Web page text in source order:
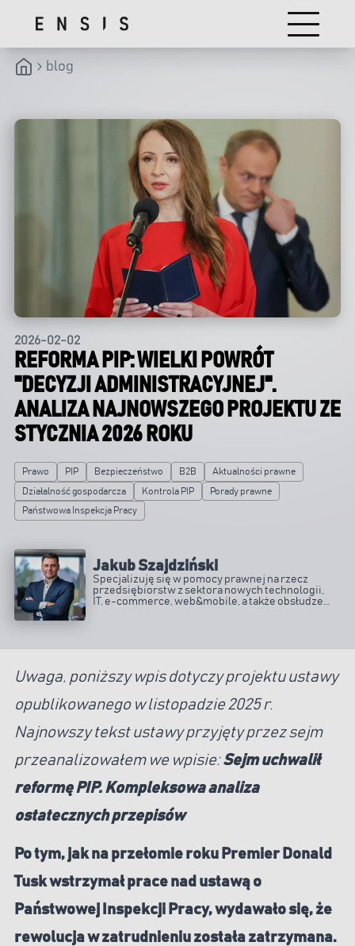
blog
2026-02-02
REFORMA PIP: WIELKI POWRÓT
"DECYZJI ADMINISTRACYJNEJ".
ANALIZA NAJNOWSZEGO PROJEKTU ZE
STYCZNIA 2026 ROKU
Prawo PIP Bezpieczeństwo B2B Aktualności prawne
Działalność gospodarcza Kontrola PIP Porady prawne
Państwowa Inspekcja Pracy
Jakub Szajdziński
Specjalizuję się w pomocy prawnej na rzecz
przedsiębiorstw z sektora nowych technologii,
IT, e-commerce, web&mobile, a także obsłudze
Uwaga, poniższy wpis dotyczy projektu ustawy
opublikowanego w listopadzie 2025 r.
Najnowszy tekst ustawy przyjęty przez sejm
przeanalizowałem we wpisie:Sejm uchwalił
reformę PIP. Kompleksowa analiza
ostatecznych przepisów
Po tym, jakna przełomie roku Premier Donald
Tusk wstrzymał prace nad ustawą o
Państwowej Inspekcji Pracy, wydawało się, że
rewolucja w zatrudnieniu została zatrzymana.